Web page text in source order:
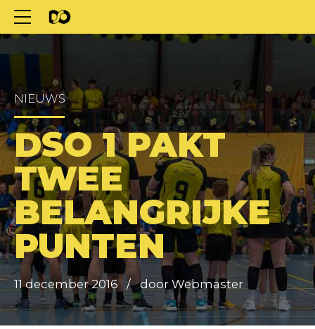
NIEUWS
DSO 1 PAKT
TWEE
BELANGRIJKE
PUNTEN
11 december 2016 door Webmaster